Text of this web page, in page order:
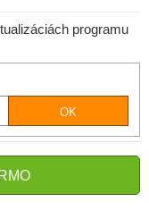
programu